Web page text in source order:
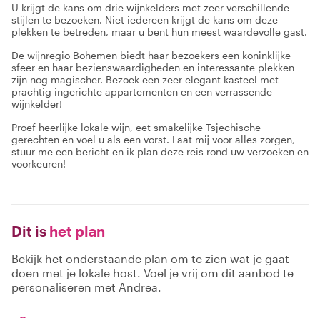
U krijgt de kans om drie wijnkelders met zeer verschillende
stijlen te bezoeken. Niet iedereen krijgt de kans om deze
plekken te betreden, maar u bent hun meest waardevolle gast.
De wijnregio Bohemen biedt haar bezoekers een koninklijke
sfeer en haar bezienswaardigheden en interessante plekken
zijn nog magischer. Bezoek een zeer elegant kasteel met
prachtig ingerichte appartementen en een verrassende
wijnkelder!
Proef heerlijke lokale wijn, eet smakelijke Tsjechische
gerechten en voel u als een vorst. Laat mij voor alles zorgen,
stuur me een bericht en ik plan deze reis rond uw verzoeken en
voorkeuren!
Dit is het plan
Bekijk het onderstaande plan om te zien wat je gaat
doen met je lokale host. Voel je vrij om dit aanbod te
personaliseren met Andrea.